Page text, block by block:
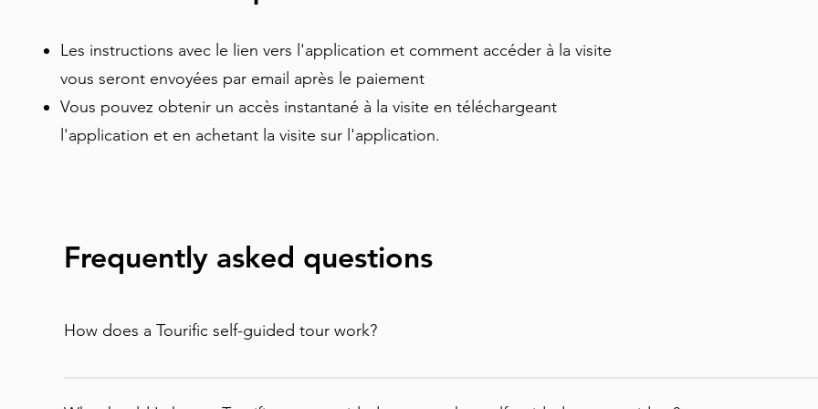
vous vous promènerez dans le plus ancien quartier chinois d’Europe. Parfaite
pour les visiteurs découvrant Liverpool pour la première fois, cette visite vous
permet de découvrir les différentes influences qui ont façonné la ville tout en
réglant votre propre rythme.
Les instructions avec le lien vers l'application et comment accéder à la visite
vous seront envoyées par email après le paiement
Vous pouvez obtenir un accès instantané à la visite en téléchargeant
l'application et en achetant la visite sur l'application.
Frequently asked questions
How does a Tourific self-guided tour work?